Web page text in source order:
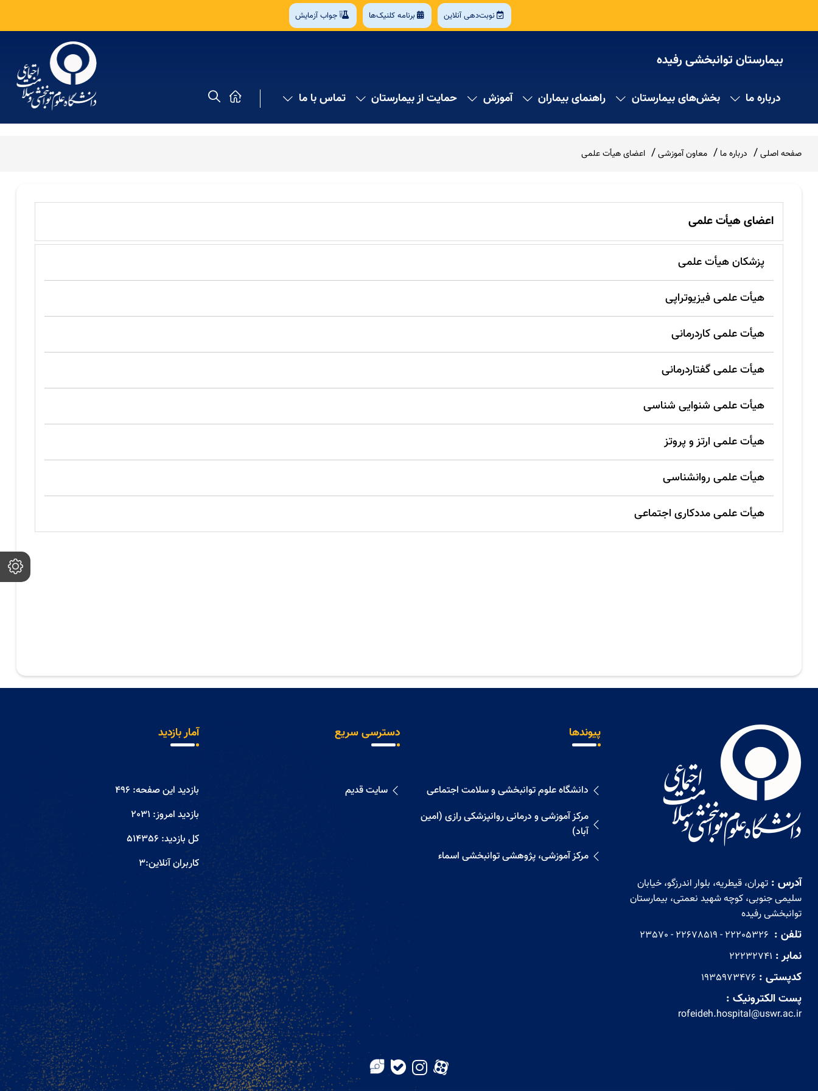
نوبت‌دهی آنلاین برنامه کلنیک‌ها جواب آزمایش
بیمارستان توانبخشی رفیده
درباره ما بخش‌های بیمارستان راهنمای بیماران آموزش حمایت از بیمارستان تماس با ما
صفحه اصلی درباره ما معاون آموزشی اعضای هیأت علمی
اعضای هیأت علمی
پزشکان هیأت علمی
هیأت علمی فیزیوتراپی
هیأت علمی کاردرمانی
هیأت علمی گفتاردرمانی
هیأت علمی شنوایی شناسی
هیأت علمی ارتز و پروتز
هیأت علمی روانشناسی
هیأت علمی مددکاری اجتماعی
آدرس : تهران، قیطریه، بلوار اندرزگو، خیابان
سلیمی جنوبی، کوچه شهید نعمتی، بیمارستان
توانبخشی رفیده
تلفن :
نمابر : 22232741
کدپستی : 1935973476
پست الکترونیک :
rofeideh.hospital@uswr.ac.ir
پیوندها
دانشگاه علوم توانبخشی و سلامت اجتماعی
مرکز آموزشی و درمانی روانپزشکی رازی (امین
آباد)
مرکز آموزشی، پژوهشی توانبخشی اسماء
دسترسی سریع
سایت قدیم
آمار بازدید
بازدید این صفحه: 496
بازدید امروز: 2031
کل بازدید: 514356
کاربران آنلاین:3